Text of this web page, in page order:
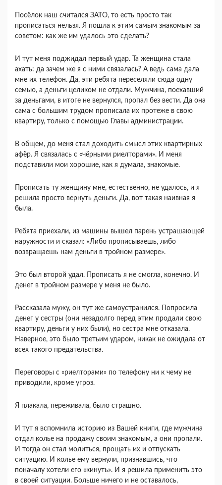
Посёлок наш считался ЗАТО, то есть просто так
прописаться нельзя. Я пошла к этим самым знакомым за
советом: как же им удалось это сделать?
И тут меня поджидал первый удар. Та женщина стала
ахать: да зачем же я с ними связалась? А ведь сама дала
мне их телефон. Да, эти ребята переселяли сюда одну
семью, а деньги целиком не отдали. Мужчина, поехавший
за деньгами, в итоге не вернулся, пропал без вести. Да она
сама с большим трудом прописала их протеже в свою
квартиру, только с помощью Главы администрации.
В общем, до меня стал доходить смысл этих квартирных
афёр. Я связалась с «чёрными риелторами». И меня
подставили мои хорошие, как я думала, знакомые.
Прописать ту женщину мне, естественно, не удалось, и я
решила просто вернуть деньги. Да, вот такая наивная я
была.
Ребята приехали, из машины вышел парень устрашающей
наружности и сказал: «Либо прописываешь, либо
возвращаешь нам деньги в тройном размере».
Это был второй удал. Прописать я не смогла, конечно. И
денег в тройном размере у меня не было.
Рассказала мужу, он тут же самоустранился. Попросила
денег у сестры (они незадолго перед этим продали свою
квартиру, деньги у них были), но сестра мне отказала.
Наверное, это было третьим ударом, никак не ожидала от
всех такого предательства.
Переговоры с «риелторами» по телефону ни к чему не
приводили, кроме угроз.
Я плакала, переживала, было страшно.
И тут я вспомнила историю из Вашей книги, где мужчина
отдал колье на продажу своим знакомым, а они пропали.
И тогда он стал молиться, прощать их и отпускать
ситуацию. И колье ему вернули, признавшись, что
поначалу хотели его «кинуть». И я решила применить это
в своей ситуации. Больше ничего и не оставалось,